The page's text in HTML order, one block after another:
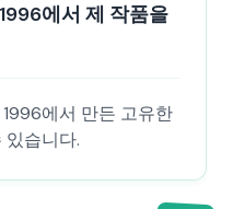
에서 제 작품을
에서 만든 고유한
있습니다.